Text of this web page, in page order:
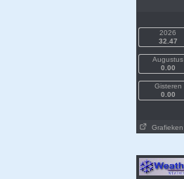
2026
32.47
Augustus
0.00
Gisteren
0.00
Grafieken